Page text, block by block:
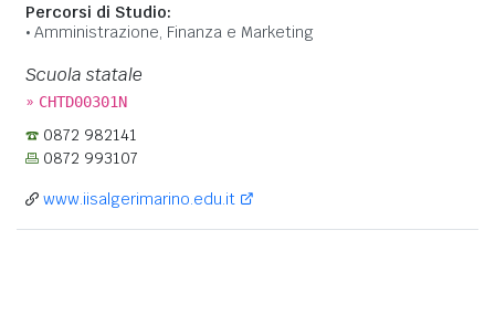
Percorsi di Studio:
Amministrazione, Finanza e Marketing
Scuola statale
» CHTD00301N
0872 982141
0872 993107
www.iisalgerimarino.edu.it